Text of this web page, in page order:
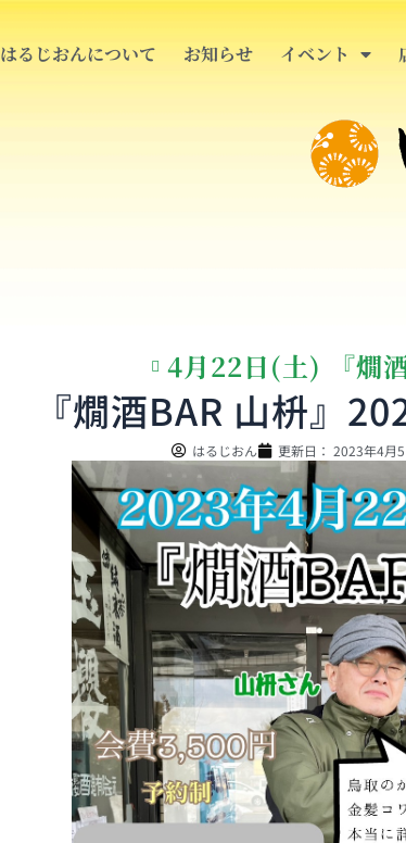
はるじおんについて お知らせ イベント
4月22日(土) 『燗
『燗酒BAR 山枡』
はるじおん 更新日： 2023年4月5